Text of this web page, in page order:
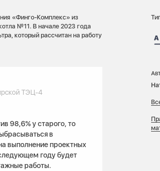
«Финго-Комплекс» из
№11. В начале 2023 года
который рассчитан на работу
ТЭЦ-4
98,6% у старого, то
в
выполнение проектных
году будет
работы.